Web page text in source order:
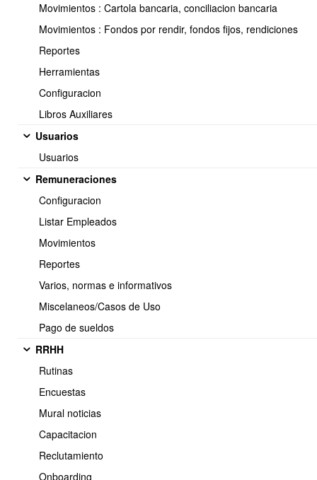
Movimientos : Cartola bancaria, conciliacion bancaria
Movimientos : Fondos por rendir, fondos fijos, rendiciones
Reportes
Herramientas
Configuracion
Libros Auxiliares
Usuarios
Usuarios
Remuneraciones
Configuracion
Listar Empleados
Movimientos
Reportes
Varios, normas e informativos
Miscelaneos/Casos de Uso
Pago de sueldos
RRHH
Rutinas
Encuestas
Mural noticias
Capacitacion
Reclutamiento
Onboarding